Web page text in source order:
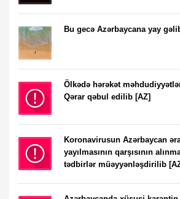
Bu gecə Azərbaycana yay
Ölkədə hərəkət
Qərar qəbul edilib [AZ]
Koronavirusun Azərbaycan
yayılmasının qarşısının
tədbirlər müəyyənləşdirilib